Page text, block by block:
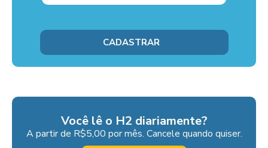
Você lê o H2 diariamente?
A partir de R$5,00 por mês. Cancele quando quiser.